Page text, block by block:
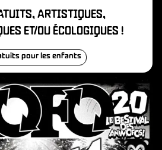
ARTISTIQUES,
ET/OU ÉCOLOGIQUES !
pour les enfants